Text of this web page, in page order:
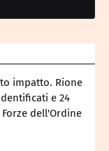
impatto. Rione
e 24
dell'Ordine